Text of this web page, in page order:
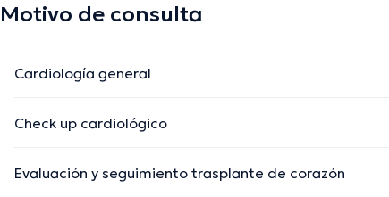
Motivo de consulta
Cardiología general
Check up cardiológico
Evaluación y seguimiento trasplante de corazón